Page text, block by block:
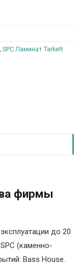
SPC Ламинат Tarkett
фирмы
до 20
(каменно-
Bass House.